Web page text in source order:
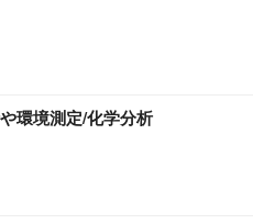
環境測定/化学分析